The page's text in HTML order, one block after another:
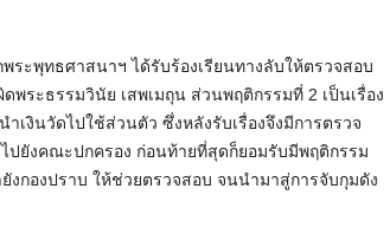
ะพุทธศาสนาฯ ได้รับร้องเรียนทางลับให้ตรวจสอบ
พระธรรมวินัย เสพเมถุน ส่วนพฤติกรรมที่ 2 เป็นเรื่อง
เงินวัดไปใช้ส่วนตัว ซึ่งหลังรับเรื่องจึงมีการตรวจ
ปยังคณะปกครอง ก่อนท้ายที่สุดก็ยอมรับมีพฤติกรรม
งกองปราบ ให้ช่วยตรวจสอบ จนนำมาสู่การจับกุมดัง